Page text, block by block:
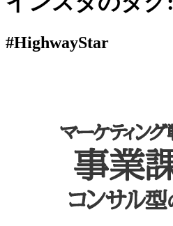
#HighwayStar